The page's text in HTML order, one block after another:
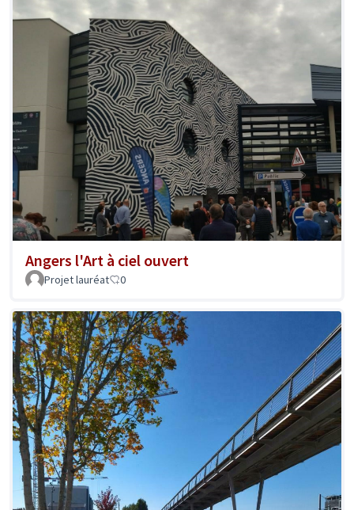
Angers l'Art à ciel ouvert
Projet lauréat 0